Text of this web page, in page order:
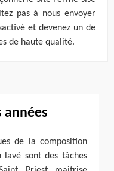
pas à nous envoyer
et devenez un de
de haute qualité.
années
de la composition
lavé sont des tâches